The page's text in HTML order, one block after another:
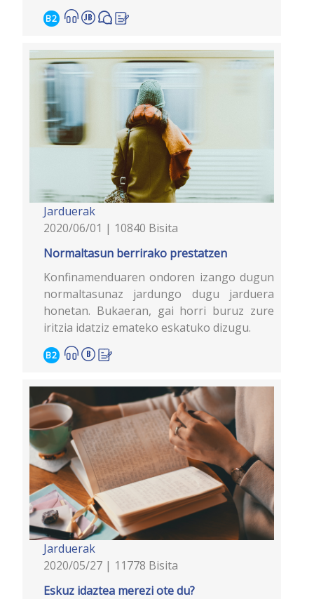
B2
Jarduerak
2020/06/01 | 10840 Bisita
Normaltasun berrirako prestatzen
Konfinamenduaren ondoren izango dugun
normaltasunaz jardungo dugu jarduera
honetan. Bukaeran, gai horri buruz zure
iritzia idatziz emateko eskatuko dizugu.
B2
Jarduerak
2020/05/27 | 11778 Bisita
Eskuz idaztea merezi ote du?